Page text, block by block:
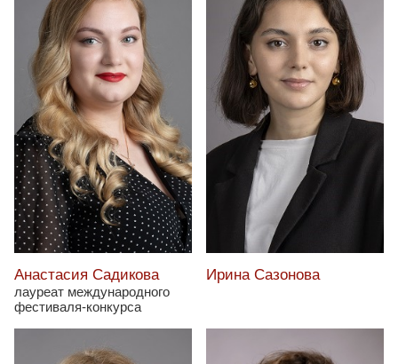
Анастасия Садикова
лауреат международного
фестиваля-конкурса
Ирина Сазонова